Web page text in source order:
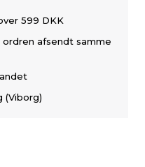
599 DKK
ordren afsendt samme
(Viborg)